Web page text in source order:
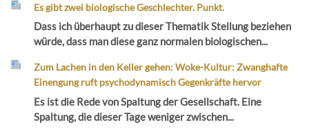
Es gibt zwei biologische Geschlechter. Punkt.
Dass ich überhaupt zu dieser Thematik Stellung beziehen
würde, dass man diese ganz normalen biologischen...
Zum Lachen in den Keller gehen: Woke-Kultur: Zwanghafte
Einengung ruft psychodynamisch Gegenkräfte hervor
Es ist die Rede von Spaltung der Gesellschaft. Eine
Spaltung, die dieser Tage weniger zwischen...